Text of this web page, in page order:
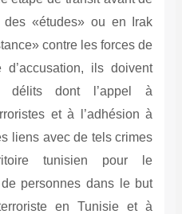
«études» ou en Irak
contre les forces de
d’accusation, ils doivent
délits dont l’appel à
et à l’adhésion à
liens avec de tels crimes
tunisien pour le
personnes dans le but
en Tunisie et à